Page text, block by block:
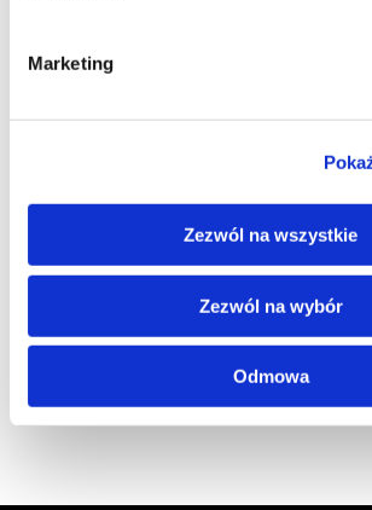
Marketing
Zezwól na wszystkie
Zezwól na wybór
Odmowa
zagrożeń cyberbezpieczeństwa i
ochrony szeroko przedstawiamy
https://cert.orange.pl/, gdzie
raporty, możliwe do stosowania
zakres świadczonych usług w
cyberbezpieczeństwa.